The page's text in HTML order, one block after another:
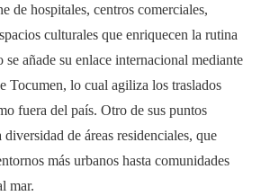
de hospitales, centros comerciales,
culturales que enriquecen la rutina
añade su enlace internacional mediante
Tocumen, lo cual agiliza los traslados
fuera del país. Otro de sus puntos
diversidad de áreas residenciales, que
más urbanos hasta comunidades
mar.